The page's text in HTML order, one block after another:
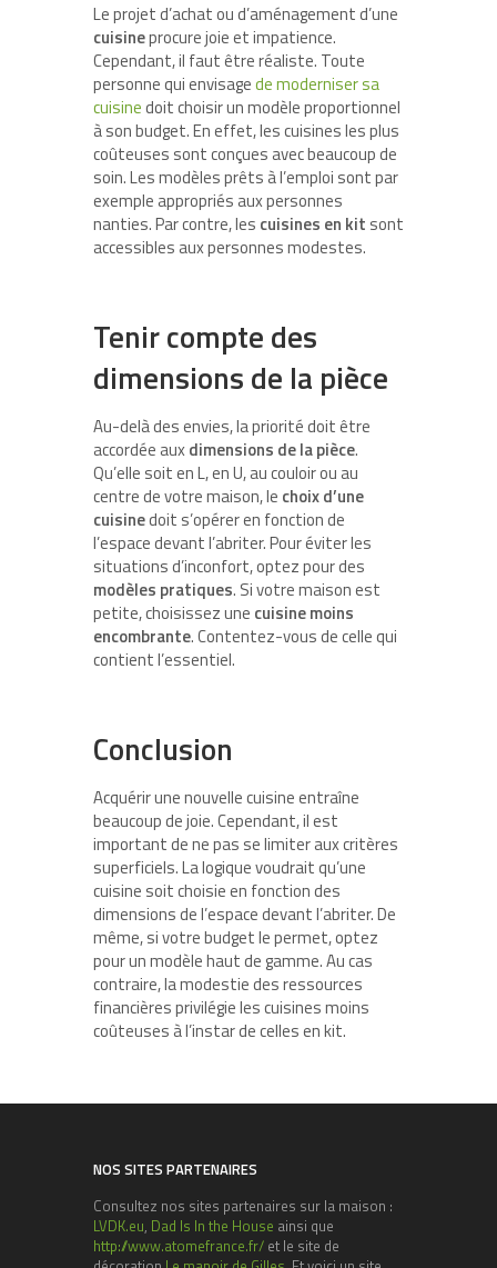
Le projet d’achat ou d’aménagement d’une
cuisineprocure joie et impatience.
Cependant, il faut être réaliste. Toute
personne qui envisagede moderniser sa
cuisinedoit choisir un modèle proportionnel
à son budget. En effet, les cuisines les plus
coûteuses sont conçues avec beaucoup de
soin. Les modèles prêts à l’emploi sont par
exemple appropriés aux personnes
nanties. Par contre, les cuisines en kit sont
accessibles aux personnes modestes.
Tenir compte des
dimensions de la pièce
Au-delà des envies, la priorité doit être
accordée auxdimensions de la pièce.
Qu’elle soit en L, en U, au couloir ou au
centre de votre maison, le choix d’une
cuisinedoit s’opérer en fonction de
l’espace devant l’abriter. Pour éviter les
situations d’inconfort, optez pour des
modèles pratiques. Si votre maison est
petite, choisissez une cuisine moins
encombrante. Contentez-vous de celle qui
contient l’essentiel.
Conclusion
Acquérir une nouvelle cuisine entraîne
beaucoup de joie. Cependant, il est
important de ne pas se limiter aux critères
superficiels. La logique voudrait qu’une
cuisine soit choisie en fonction des
dimensions de l’espace devant l’abriter. De
même, si votre budget le permet, optez
pour un modèle haut de gamme. Au cas
contraire, la modestie des ressources
financières privilégie les cuisines moins
coûteuses à l’instar de celles en kit.
NOS SITES PARTENAIRES
Consultez nos sites partenaires sur la maison :
LVDK.eu, Dad Is In the House ainsi que
http://www.atomefrance.fr/ et le site de